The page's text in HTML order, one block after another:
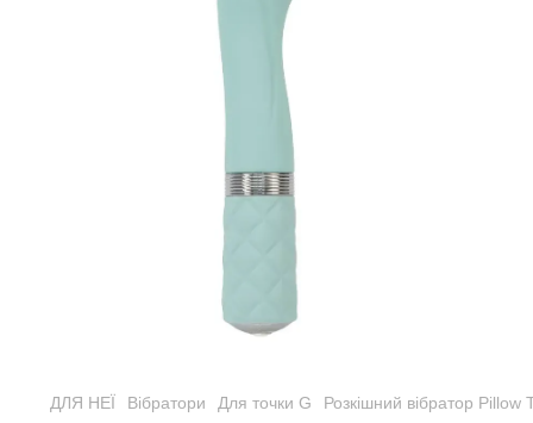
ДЛЯ НЕЇ Вібратори Для точки G Розкішний вібратор